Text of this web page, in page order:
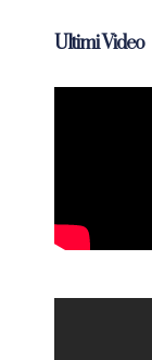
Ultimi Video